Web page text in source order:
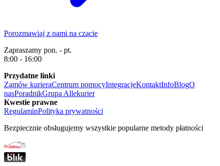
Porozmawiaj z nami na czacie
Zapraszamy pon. - pt.
8:00 - 16:00
Przydatne linki
Zamów kurieraCentrum pomocyIntegracjeKontaktInfoBlogO
nasPoradnikGrupa Allekurier
Kwestie prawne
RegulaminPolityka prywatności
Bezpiecznie obsługujemy wszystkie popularne metody płatności